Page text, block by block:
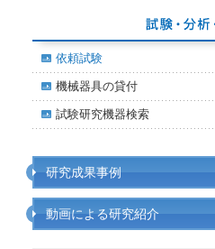
依頼試験
機械器具の貸付
試験研究機器検索
研究成果事例
動画による研究紹介